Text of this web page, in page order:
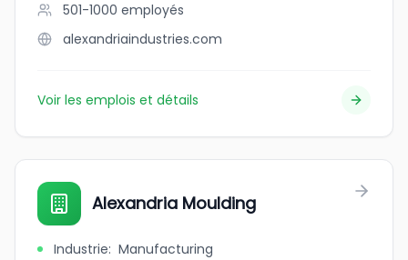
501-1000 employés
alexandriaindustries.com
Voir les emplois et détails
Alexandria Moulding
Industrie: Manufacturing